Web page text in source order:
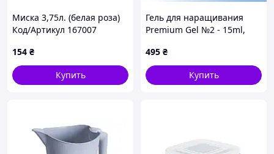
Миска 3,75л. (белая роза)
Код/Артикул 167007
154 ₴
Купить
Гель для наращивания
Premium Gel №2 - 15ml,
495 ₴
Купить